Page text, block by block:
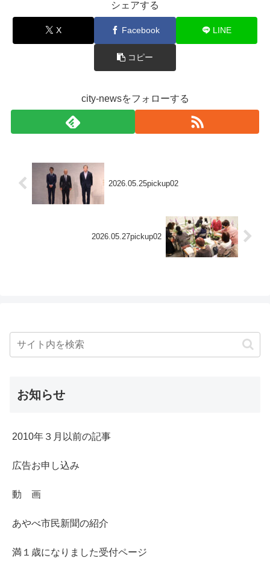
シェアする
X Facebook LINE
コピー
city-newsをフォローする
2026.05.25pickup02
2026.05.27pickup02
お知らせ
2010年３月以前の記事
広告お申し込み
動 画
あやべ市民新聞の紹介
満１歳になりました受付ページ